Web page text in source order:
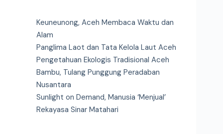
Keuneunong, Aceh Membaca Waktu dan
Alam
Panglima Laot dan Tata Kelola Laut Aceh
Pengetahuan Ekologis Tradisional Aceh
Bambu, Tulang Punggung Peradaban
Nusantara
Sunlight on Demand, Manusia ‘Menjual’
Rekayasa Sinar Matahari